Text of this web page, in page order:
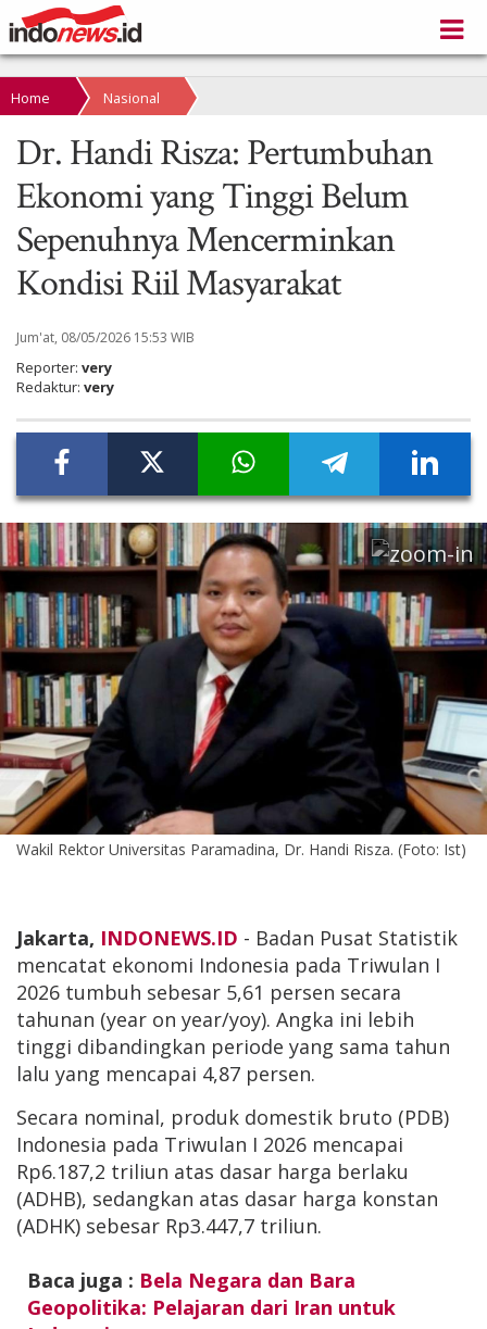
Home Nasional
Dr. Handi Risza: Pertumbuhan
Ekonomi yang Tinggi Belum
Sepenuhnya Mencerminkan
Kondisi Riil Masyarakat
Jum'at, 08/05/2026 15:53 WIB
Reporter: very
Redaktur: very
Wakil Rektor Universitas Paramadina, Dr. Handi Risza. (Foto: Ist)
Jakarta, INDONEWS.ID - Badan Pusat Statistik
mencatat ekonomi Indonesia pada Triwulan I
2026 tumbuh sebesar 5,61 persen secara
tahunan (year on year/yoy). Angka ini lebih
tinggi dibandingkan periode yang sama tahun
lalu yang mencapai 4,87 persen.
Secara nominal, produk domestik bruto (PDB)
Indonesia pada Triwulan I 2026 mencapai
Rp6.187,2 triliun atas dasar harga berlaku
(ADHB), sedangkan atas dasar harga konstan
(ADHK) sebesar Rp3.447,7 triliun.
Baca juga : Bela Negara dan Bara
Geopolitika: Pelajaran dari Iran untuk